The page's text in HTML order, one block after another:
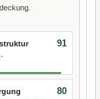
91
80